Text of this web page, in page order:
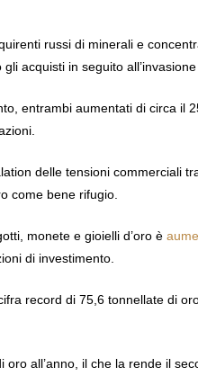
russi di minerali e
acquisti in seguito
entrambi aumentati di circa il
delle tensioni commerciali
come bene rifugio.
monete e gioielli d’oro è
di investimento.
record di 75,6 tonnellate di
all’anno, il che la rende il